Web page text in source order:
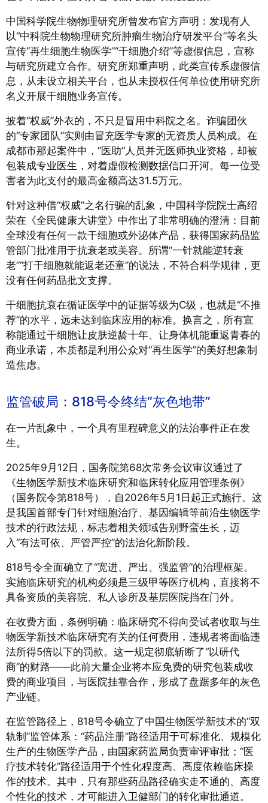
中国科学院生物物理研究所曾发布官方声明：发现有人
以“中科院生物物理研究所肿瘤生物治疗研发平台”等名头
宣传“再生细胞生物医学”“干细胞介绍”等虚假信息，宣称
与研究所建立合作。研究所郑重声明，此类宣传系虚假信
息，从未设立相关平台，也从未授权任何单位使用研究所
名义开展干细胞业务宣传。
披着“权威”外衣的，不只是冒用中科院之名。诈骗团伙
的“专家团队”实则由冒充医学专家的无资质人员构成。在
成都市那起案件中，“医助”人员并无医师执业资格，却被
包装成专业医生，对着虚假检测数据信口开河。每一位受
害者为此支付的最高金额高达31.5万元。
针对这种借“权威”之名行骗的乱象，中国科学院院士高绍
荣在《全民健康大讲堂》中作出了非常明确的澄清：目前
全球没有任何一款干细胞或外泌体产品，获得国家药品监
管部门批准用于抗衰老或美容。 所谓“一针就能逆转衰
老”“打干细胞就能返老还童”的说法，不符合科学规律，更
没有任何药品批文支撑。
干细胞抗衰在循证医学中的证据等级为C级，也就是“不推
荐”的水平，远未达到临床应用的标准。 换言之，所有宣
称能通过干细胞让皮肤逆龄十年、让身体机能重返青春的
商业承诺，本质都是利用公众对“再生医学”的美好想象制
造焦虑。
监管破局：818号令终结“灰色地带”
在一片乱象中，一个具有里程碑意义的法治事件正在发
生。
2025年9月12日，国务院第68次常务会议审议通过了
《生物医学新技术临床研究和临床转化应用管理条例》
（国务院令第818号），自2026年5月1日起正式施行。 这
是我国首部专门针对细胞治疗、基因编辑等前沿生物医学
技术的行政法规，标志着相关领域告别野蛮生长，迈
入“有法可依、严管严控”的法治化新阶段。
818号令全面确立了“宽进、严出、强监管”的治理框架。
实施临床研究的机构必须是三级甲等医疗机构，直接将不
具备资质的美容院、私人诊所及基层医院挡在门外。
在收费方面，条例明确：临床研究不得向受试者收取与生
物医学新技术临床研究有关的任何费用，违规者将面临违
法所得5倍以下的罚款。 这一规定彻底斩断了“以研代
商”的财路——此前大量企业将本应免费的研究包装成收
费的商业项目，与医院挂靠合作，形成了盘踞多年的灰色
产业链。
在监管路径上，818号令确立了中国生物医学新技术的“双
轨制”监管体系：“药品注册”路径适用于可标准化、规模化
生产的生物医学产品，由国家药监局负责审评审批；“医
疗技术转化”路径适用于个性化程度高、高度依赖临床操
作的技术。 其中，只有那些药品路径确实走不通的、高度
个性化的技术，才可能进入卫健部门的转化审批通道。